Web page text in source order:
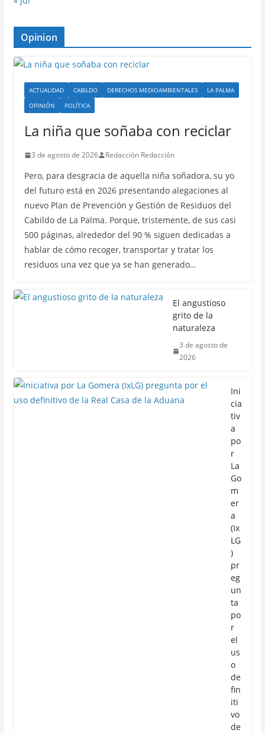
Opinion
ACTUALIDAD CABILDO DERECHOS MEDIOAMBIENTALES
LA PALMA
OPINIÓN
POLÍTICA
La niña que soñaba con reciclar
3 de agosto de 2026 Redacción Redacción
Pero, para desgracia de aquella niña soñadora, su yo
del futuro está en 2026 presentando alegaciones al
nuevo Plan de Prevención y Gestión de Residuos del
Cabildo de La Palma. Porque, tristemente, de sus casi
500 páginas, alrededor del 90 % siguen dedicadas a
hablar de cómo recoger, transportar y tratar los
residuos una vez que ya se han generado…
El angustioso
grito de la
naturaleza
3 de agosto de
2026
Ini
cia
tiv
a
po
r
La
Go
m
er
a
(Ix
LG
)
pr
eg
un
ta
po
r
el
us
o
de
fin
iti
vo
de